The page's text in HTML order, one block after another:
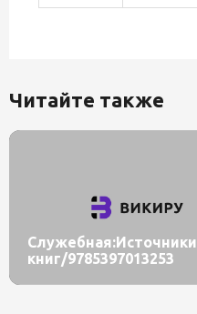
Читайте также
Служебная:Источники
книг/9785397013253